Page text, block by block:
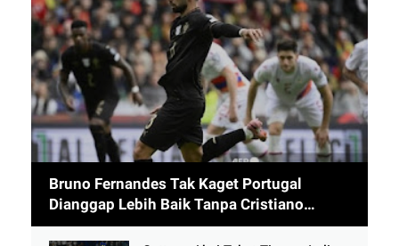
Bruno Fernandes Tak Kaget Portugal
Dianggap Lebih Baik Tanpa Cristiano
Ronaldo usai Cetak 9 Gol